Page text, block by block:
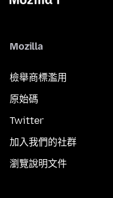
Mozilla
檢舉商標濫用
原始碼
Twitter
加入我們的社群
瀏覽說明文件